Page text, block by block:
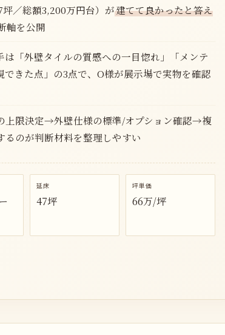
／総額3,200万円台）が建てて良かったと答え
軸を公開
「外壁タイルの質感への一目惚れ」「メンテ
きた点」の3点で、O様が展示場で実物を確認
上限決定→外壁仕様の標準/オプション確認→複
のが判断材料を整理しやすい
延床
47坪
坪単価
66万/坪